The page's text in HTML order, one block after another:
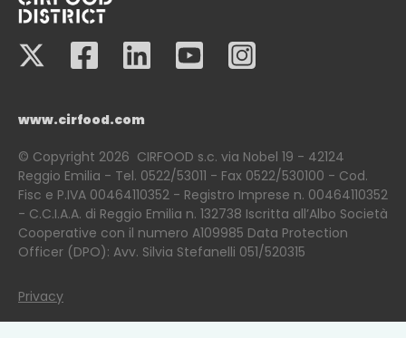
www.cirfood.com
© Copyright 2026 CIRFOOD s.c. via Nobel 19 - 42124
Reggio Emilia - Tel. 0522/53011 - Fax 0522/530100 - Cod.
Fisc e P.IVA 00464110352 - Registro Imprese n. 00464110352
- C.C.I.A.A. di Reggio Emilia n. 132738 Iscritta all’Albo Società
Cooperative con il numero A109985 Data Protection
Officer (DPO): Avv. Silvia Stefanelli 051/520315
Privacy